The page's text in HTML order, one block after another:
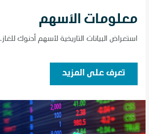
معلومات الأسهم
استعراض البيانات التاريخية لأسهم أدنوك للغاز.
تعرف على المزيد